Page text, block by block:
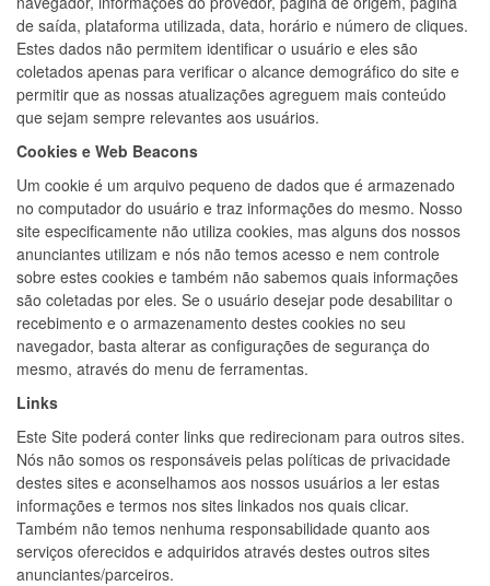
de saída, plataforma utilizada, data, horário e número de cliques.
Estes dados não permitem identificar o usuário e eles são
coletados apenas para verificar o alcance demográfico do site e
permitir que as nossas atualizações agreguem mais conteúdo
que sejam sempre relevantes aos usuários.
Cookies e Web Beacons
Um cookie é um arquivo pequeno de dados que é armazenado
no computador do usuário e traz informações do mesmo. Nosso
site especificamente não utiliza cookies, mas alguns dos nossos
anunciantes utilizam e nós não temos acesso e nem controle
sobre estes cookies e também não sabemos quais informações
são coletadas por eles. Se o usuário desejar pode desabilitar o
recebimento e o armazenamento destes cookies no seu
navegador, basta alterar as configurações de segurança do
mesmo, através do menu de ferramentas.
Links
Este Site poderá conter links que redirecionam para outros sites.
Nós não somos os responsáveis pelas políticas de privacidade
destes sites e aconselhamos aos nossos usuários a ler estas
informações e termos nos sites linkados nos quais clicar.
Também não temos nenhuma responsabilidade quanto aos
serviços oferecidos e adquiridos através destes outros sites
anunciantes/parceiros.